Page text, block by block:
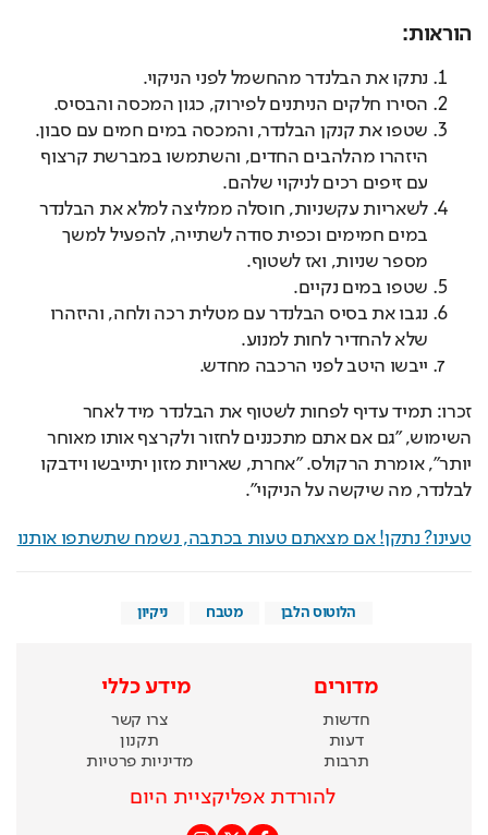
הוראות:
נתקו את הבלנדר מהחשמל לפני הניקוי.
הסירו חלקים הניתנים לפירוק, כגון המכסה והבסיס.
שטפו את קנקן הבלנדר, והמכסה במים חמים עם סבון.
היזהרו מהלהבים החדים, והשתמשו במברשת קרצוף
עם זיפים רכים לניקוי שלהם.
לשאריות עקשניות, חוסלה ממליצה למלא את הבלנדר
במים חמימים וכפית סודה לשתייה, להפעיל למשך
מספר שניות, ואז לשטוף.
שטפו במים נקיים.
נגבו את בסיס הבלנדר עם מטלית רכה ולחה, והיזהרו
שלא להחדיר לחות למנוע.
ייבשו היטב לפני הרכבה מחדש.
לבלנדר, מה שיקשה על הניקוי".
טעינו? נתקן! אם מצאתם טעות בכתבה, נשמח שתשתפו אותנו
הלוטוס הלבן מטבח ניקיון
מדורים
חדשות
דעות
תרבות
מידע כללי
צרו קשר
תקנון
מדיניות פרטיות
להורדת אפליקציית היום